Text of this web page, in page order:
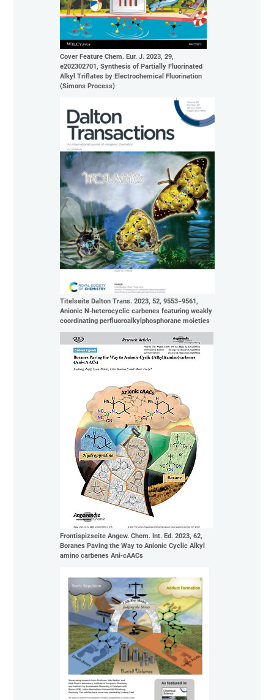
Cover Feature Chem. Eur. J. 2023, 29,
e202302701, Synthesis of Partially Fluorinated
Alkyl Triflates by Electrochemical Fluorination
(Simons Process)
Titelseite Dalton Trans. 2023, 52, 9553−9561,
Anionic N-heterocyclic carbenes featuring weakly
coordinating perfluoroalkylphosphorane moieties
Frontispizseite Angew. Chem. Int. Ed. 2023, 62,
Boranes Paving the Way to Anionic Cyclic Alkyl
amino carbenes Ani‐cAACs